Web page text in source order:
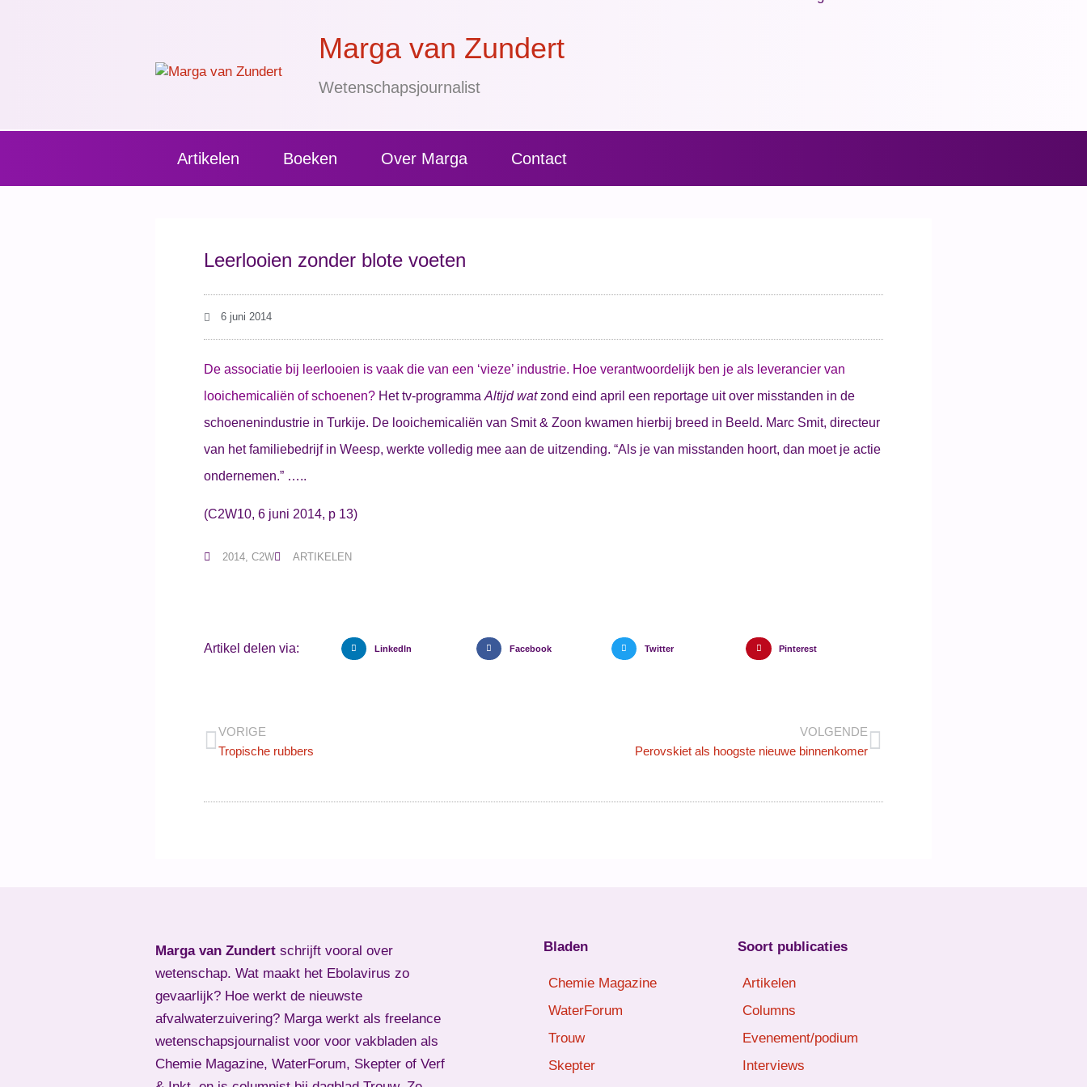
Marga van Zundert
Wetenschapsjournalist
Artikelen Boeken Over Marga Contact
Leerlooien zonder blote voeten
6 juni 2014
De associatie bij leerlooien is vaak die van een ‘vieze’ industrie. Hoe verantwoordelijk ben je als leverancier van
looichemicaliën of schoenen? Het tv-programma Altijd watzond eind april een reportage uit over misstanden in de
schoenenindustrie in Turkije. De looichemicaliën van Smit & Zoon kwamen hierbij breed in Beeld. Marc Smit, directeur
van het familiebedrijf in Weesp, werkte volledig mee aan de uitzending. “Als je van misstanden hoort, dan moet je actie
ondernemen.” …..
(C2W10, 6 juni 2014, p 13)
2014 C2W ARTIKELEN
Artikel delen via: LinkedIn Facebook Twitter Pinterest
VORIGE
Tropische rubbers
VOLGENDE
Perovskiet als hoogste nieuwe binnenkomer
Marga van Zundert schrijft vooral over
wetenschap. Wat maakt het Ebolavirus zo
gevaarlijk? Hoe werkt de nieuwste
afvalwaterzuivering? Marga werkt als freelance
wetenschapsjournalist voor voor vakbladen als
Chemie Magazine, WaterForum, Skepter of Verf
Bladen
Chemie Magazine
WaterForum
Trouw
Skepter
Soort publicaties
Artikelen
Columns
Evenement/podium
Interviews